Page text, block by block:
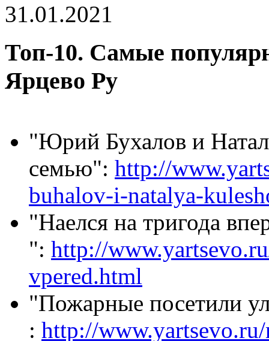
31.01.2021
Топ-10. Самые
Ярцево Ру
"Юрий Бухалов и
семью": http://
buhalov-i-natalya-
"Наелся на тригода
": http://
vpered.html
"Пожарные посетили
: http://